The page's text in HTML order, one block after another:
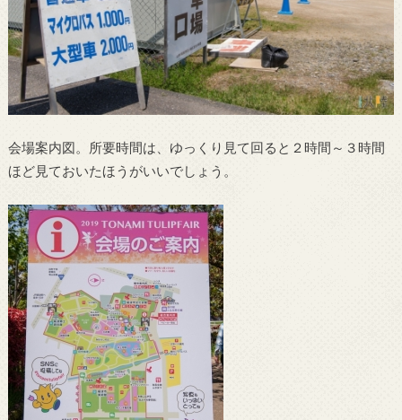
会場案内図。所要時間は、ゆっくり見て回ると２時間～３時間
ほど見ておいたほうがいいでしょう。